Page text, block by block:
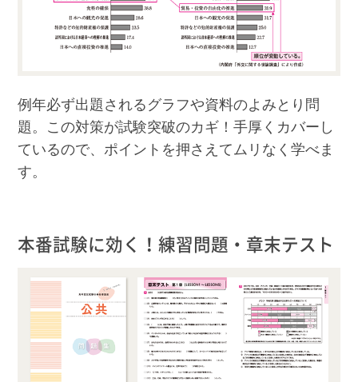
例年必ず出題されるグラフや資料のよみとり問
題。この対策が試験突破のカギ！手厚くカバーし
ているので、ポイントを押さえてムリなく学べま
す。
本番試験に効く！練習問題・章末テスト